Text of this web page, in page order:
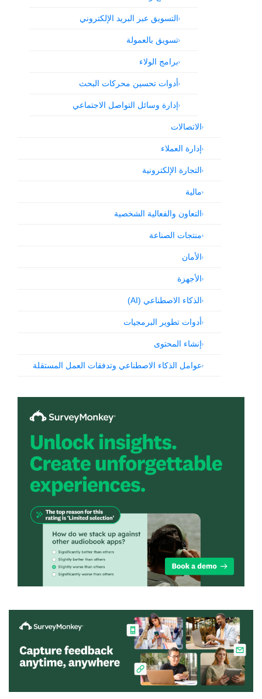
التسويق عبر البريد الإلكتروني
تسويق بالعمولة
برامج الولاء
أدوات تحسين محركات البحث
إدارة وسائل التواصل الاجتماعي
الاتصالات
إدارة العملاء
التجارة الإلكترونية
مالية
التعاون والفعالية الشخصية
منتجات الصناعة
الأمان
الأجهزة
الذكاء الاصطناعي (AI)
أدوات تطوير البرمجيات
إنشاء المحتوى
عوامل الذكاء الاصطناعي وتدفقات العمل المستقلة